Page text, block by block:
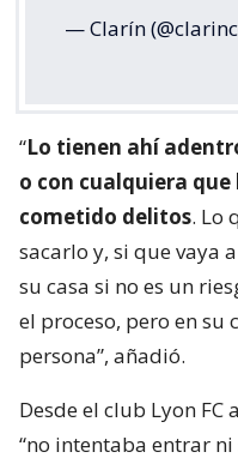
— Clarín
“Lo tienen ahí
o con cualquiera
cometido delitos. Lo
sacarlo y, si que vaya
su casa si no es un
el proceso, pero en su
persona”, añadió.
Desde el club Lyon
“no intentaba entrar